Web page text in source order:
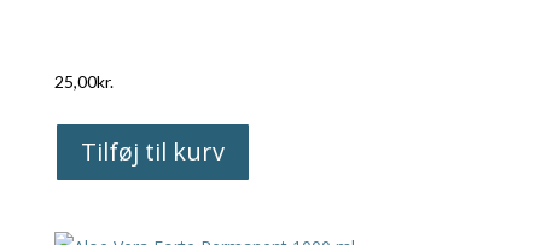
25,00kr.
Tilføj til kurv